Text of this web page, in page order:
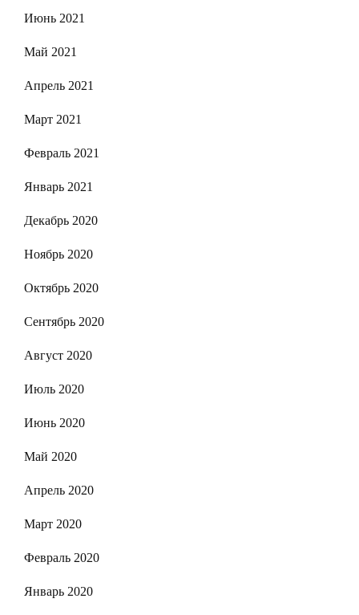
Июнь 2021
Май 2021
Апрель 2021
Март 2021
Февраль 2021
Январь 2021
Декабрь 2020
Ноябрь 2020
Октябрь 2020
Сентябрь 2020
Август 2020
Июль 2020
Июнь 2020
Май 2020
Апрель 2020
Март 2020
Февраль 2020
Январь 2020